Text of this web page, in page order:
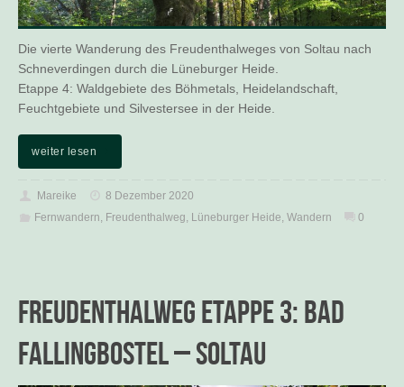
Die vierte Wanderung des Freudenthalweges von Soltau nach
Schneverdingen durch die Lüneburger Heide.
Etappe 4: Waldgebiete des Böhmetals, Heidelandschaft,
Feuchtgebiete und Silvestersee in der Heide.
weiter lesen
Mareike
8 Dezember 2020
Fernwandern Freudenthalweg Lüneburger Heide Wandern 0
Freudenthalweg Etappe 3: Bad
Fallingbostel – Soltau